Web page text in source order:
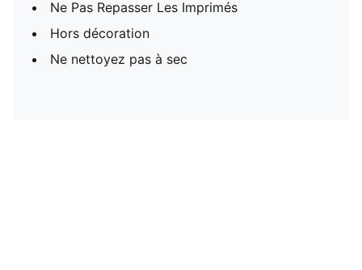
Ne Pas Repasser Les Imprimés
Hors décoration
Ne nettoyez pas à sec